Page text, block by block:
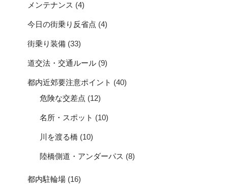
メンテナンス (4)
今日の街乗り反省点 (4)
街乗り装備 (33)
道交法・交通ルール (9)
都内近郊要注意ポイント (40)
危険な交差点 (12)
名所・スポット (10)
川を渡る橋 (10)
陸橋側道・アンダーパス (8)
都内駐輪場 (16)